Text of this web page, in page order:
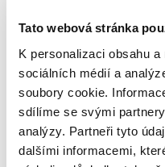
Tato webová stránka
K personalizaci obsahu
sociálních médií a
soubory cookie.
sdílíme se svými
analýzy. Partneři tyto
dalšími informacemi,
Lubomír Beneš